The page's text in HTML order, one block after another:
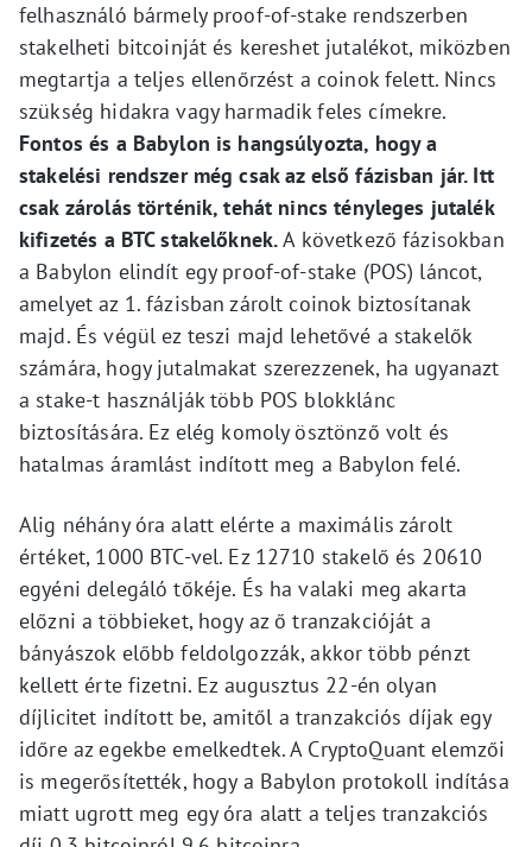
felhasználó bármely proof-of-stake rendszerben
stakelheti bitcoinját és kereshet jutalékot, miközben
megtartja a teljes ellenőrzést a coinok felett. Nincs
szükség hidakra vagy harmadik feles címekre.
Fontos és a Babylon is hangsúlyozta, hogy a
stakelési rendszer még csak az első fázisban jár. Itt
csak zárolás történik, tehát nincs tényleges jutalék
kifizetés a BTC stakelőknek.A következő fázisokban
a Babylon elindít egy proof-of-stake (POS) láncot,
amelyet az 1. fázisban zárolt coinok biztosítanak
majd. És végül ez teszi majd lehetővé a stakelők
számára, hogy jutalmakat szerezzenek, ha ugyanazt
a stake-t használják több POS blokklánc
biztosítására. Ez elég komoly ösztönző volt és
hatalmas áramlást indított meg a Babylon felé.
Alig néhány óra alatt elérte a maximális zárolt
értéket, 1000 BTC-vel. Ez 12710 stakelő és 20610
egyéni delegáló tőkéje. És ha valaki meg akarta
előzni a többieket, hogy az ő tranzakcióját a
bányászok előbb feldolgozzák, akkor több pénzt
kellett érte fizetni. Ez augusztus 22-én olyan
díjlicitet indított be, amitől a tranzakciós díjak egy
időre az egekbe emelkedtek. A CryptoQuant elemzői
is megerősítették, hogy a Babylon protokoll indítása
miatt ugrott meg egy óra alatt a teljes tranzakciós